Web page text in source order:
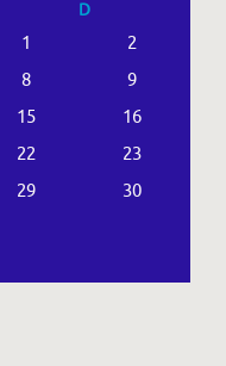
D
1
2
8
9
15
16
22
23
29
30